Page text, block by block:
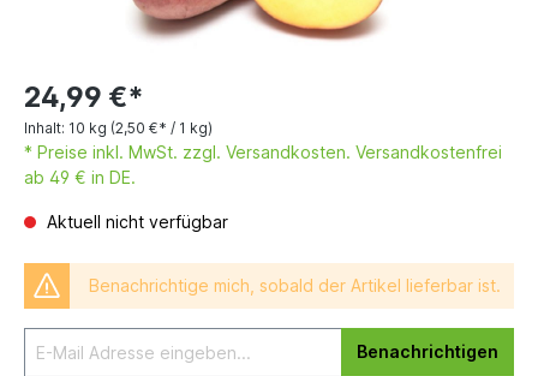
24,99 €*
Inhalt: 10 kg (2,50 €* / 1 kg)
* Preise inkl. MwSt. zzgl. Versandkosten. Versandkostenfrei
ab 49 € in DE.
Aktuell nicht verfügbar
Benachrichtige mich, sobald der Artikel lieferbar ist.
Benachrichtigen